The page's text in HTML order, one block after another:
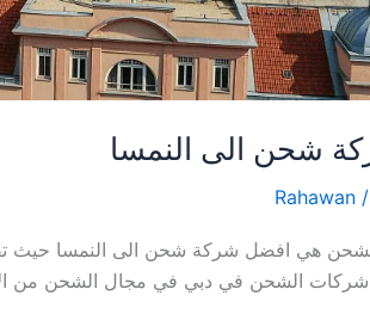
شحن الى النمسا
/
Rahawan
هي افضل شركة شحن الى النمسا حيث
شركات الشحن في دبي في مجال الشحن من